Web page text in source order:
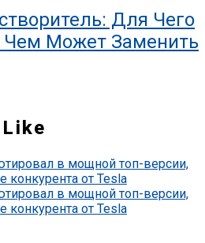
Для Чего
Чем Может Заменить